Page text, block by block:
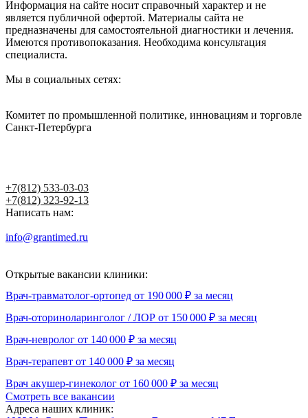
Информация на сайте носит справочный характер и не
является публичной офертой. Материалы сайта не
предназначены для самостоятельной диагностики и лечения.
Имеются противопоказания. Необходима консультация
специалиста.
Мы в социальных сетях:
Комитет по промышленной политике, инновациям и торговле
Санкт-Петербурга
+7(812) 533-03-03
+7(812) 323-92-13
Написать нам:
info@grantimed.ru
Открытые вакансии клиники:
Врач-травматолог-ортопед от 190 000 ₽ за месяц
Врач-оториноларинголог / ЛОР от 150 000 ₽ за месяц
Врач-невролог от 140 000 ₽ за месяц
Врач-терапевт от 140 000 ₽ за месяц
Врач акушер-гинеколог от 160 000 ₽ за месяц
Смотреть все вакансии
Адреса наших клиник: